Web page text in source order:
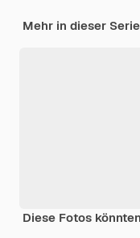
Mehr in dieser Serie
Diese Fotos